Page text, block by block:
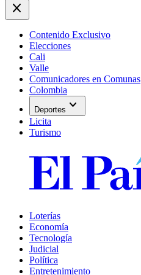
close
Contenido Exclusivo
Elecciones
Cali
Valle
Comunicadores en Comunas
Colombia
Deportes expand_more
Licita
Turismo
Loterías
Economía
Tecnología
Judicial
Política
Entretenimiento